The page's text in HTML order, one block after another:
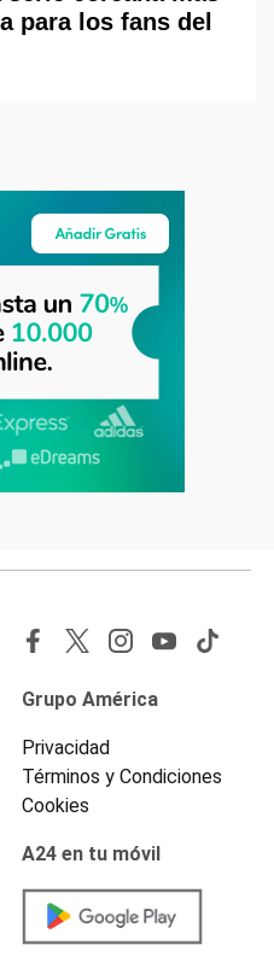
para los fans del
Grupo América
Privacidad
Términos y Condiciones
Cookies
A24 en tu móvil